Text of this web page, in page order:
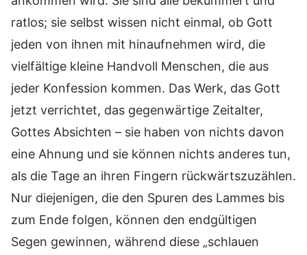
ratlos; sie selbst wissen nicht einmal, ob Gott
jeden von ihnen mit hinaufnehmen wird, die
vielfältige kleine Handvoll Menschen, die aus
jeder Konfession kommen. Das Werk, das Gott
jetzt verrichtet, das gegenwärtige Zeitalter,
Gottes Absichten – sie haben von nichts davon
eine Ahnung und sie können nichts anderes tun,
als die Tage an ihren Fingern rückwärtszuzählen.
Nur diejenigen, die den Spuren des Lammes bis
zum Ende folgen, können den endgültigen
Segen gewinnen, während diese „schlauen